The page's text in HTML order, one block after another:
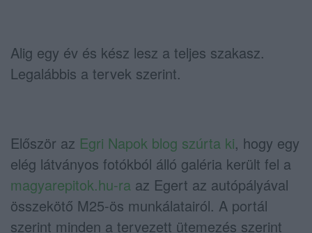
Alig egy év és kész lesz a teljes szakasz.
Legalábbis a tervek szerint.
Először az Egri Napok blog szúrta ki, hogy egy
elég látványos fotókból álló galéria került fel a
magyarepitok.hu-ra az Egert az autópályával
összekötő M25-ös munkálatairól. A portál
szerint minden a tervezett ütemezés szerint